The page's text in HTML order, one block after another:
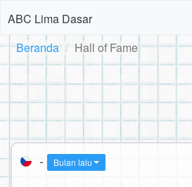
ABC Lima Dasar
Beranda Hall of Fame
- Bulan lalu